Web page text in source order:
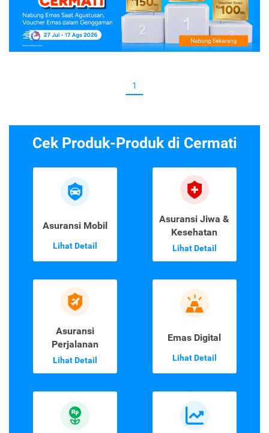
1
Cek Produk-Produk di Cermati
Asuransi Mobil
Lihat Detail
Asuransi Jiwa &
Kesehatan
Lihat Detail
Asuransi
Perjalanan
Lihat Detail
Emas Digital
Lihat Detail